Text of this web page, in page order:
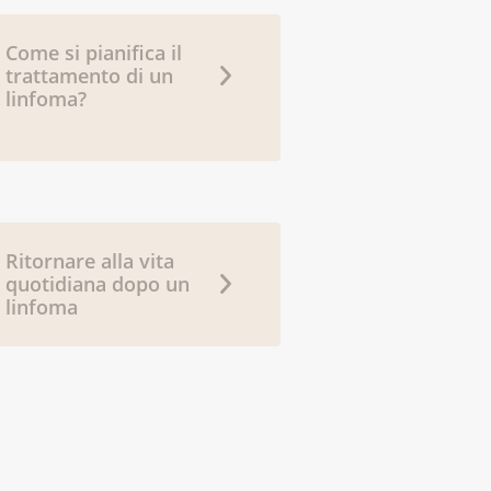
who-klassifikation/
Deutsches
lymphatisches-
Come si pianifica il
trattamento di un
linfoma?
Ritornare alla vita
quotidiana dopo un
linfoma